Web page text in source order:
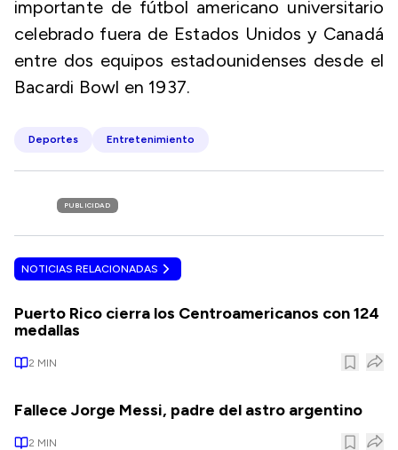
importante de fútbol americano universitario
celebrado fuera de Estados Unidos y Canadá
entre dos equipos estadounidenses desde el
Bacardi Bowl en 1937.
Deportes Entretenimiento
PUBLICIDAD
NOTICIAS RELACIONADAS
Puerto Rico cierra los Centroamericanos con 124
medallas
2 MIN
Fallece Jorge Messi, padre del astro argentino
2 MIN